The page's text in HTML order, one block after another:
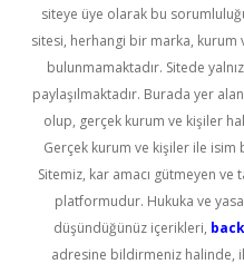
siteye üye olarak bu
sitesi, herhangi bir marka, kurum
bulunmamaktadır. Sitede
paylaşılmaktadır. Burada yer
olup, gerçek kurum ve kişiler
Gerçek kurum ve kişiler ile
Sitemiz, kar amacı gütmeyen
platformudur. Hukuka ve
düşündüğünüz içerikleri,
adresine bildirmeniz halinde,